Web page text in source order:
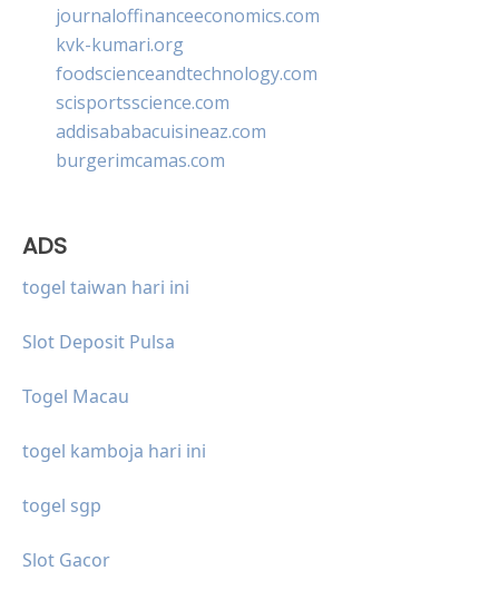
journaloffinanceeconomics.com
kvk-kumari.org
foodscienceandtechnology.com
scisportsscience.com
addisababacuisineaz.com
burgerimcamas.com
ADS
togel taiwan hari ini
Slot Deposit Pulsa
Togel Macau
togel kamboja hari ini
togel sgp
Slot Gacor